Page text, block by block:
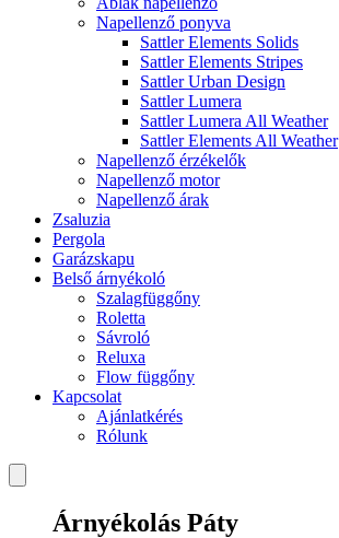
Napellenző ponyva
Sattler Elements Solids
Sattler Elements Stripes
Sattler Urban Design
Sattler Lumera
Sattler Lumera All Weather
Sattler Elements All Weather
Napellenző érzékelők
Napellenző motor
Napellenző árak
Zsaluzia
Pergola
Garázskapu
Belső árnyékoló
Szalagfüggőny
Roletta
Sávroló
Reluxa
Flow függőny
Kapcsolat
Ajánlatkérés
Rólunk
Árnyékolás Páty